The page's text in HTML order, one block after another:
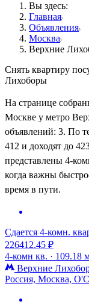
Вы здесь:
Главная
Объявления
Москва
Верхние
Снять квартиру
Лихоборы
На странице
Москве у метро
объявлений: 3. По
412 и доходят до
представлены 4-
когда важны
время в пути.
Сдается 4-комн.
226412.45 ₽
4-комн кв. · 109.18
Верхние
Россия, Москва,